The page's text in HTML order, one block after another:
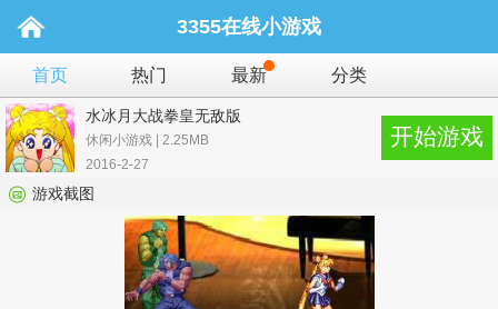
3355在线小游戏
首页 热门 最新 分类
水冰月大战拳皇无敌版
休闲小游戏 | 2.25MB
2016-2-27
开始游戏
游戏截图